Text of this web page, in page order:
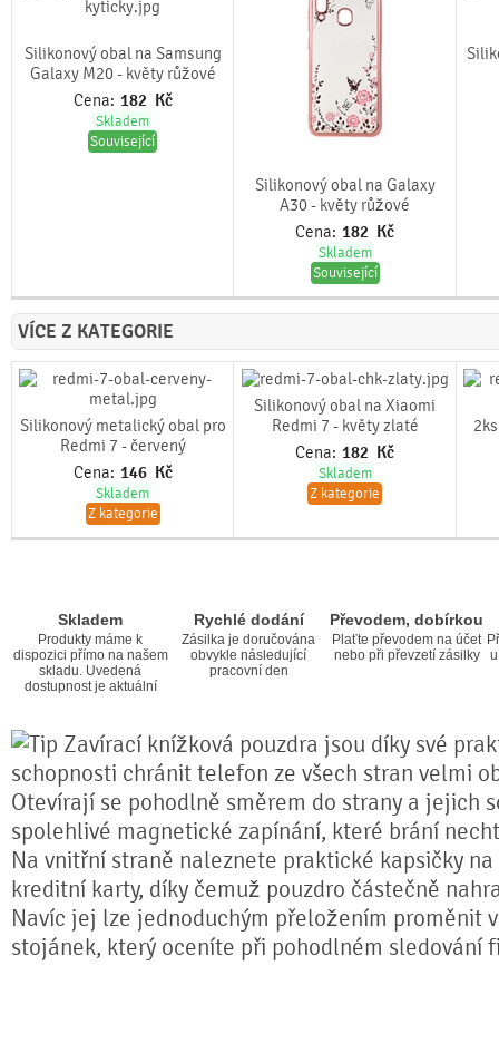
Silikonový obal na Samsung
Galaxy M20 - květy růžové
Cena: 182 Kč
Skladem
Související
Silikonový obal na Galaxy
A30 - květy růžové
Cena: 182 Kč
Skladem
Související
VÍCE Z KATEGORIE
Silikonový metalický obal pro
Redmi 7 - červený
Cena: 146 Kč
Skladem
Z kategorie
Silikonový obal na Xiaomi
Redmi 7 - květy zlaté
Cena: 182 Kč
Skladem
Z kategorie
Skladem
Produkty máme k
dispozici přímo na našem
skladu. Uvedená
dostupnost je aktuální
Rychlé dodání
Zásilka je doručována
obvykle následující
pracovní den
Převodem, dobírkou
Plaťte převodem na účet
nebo při převzetí zásilky
Zavírací knížková pouzdra jsou díky své
schopnosti chránit telefon ze všech stran velmi
Otevírají se pohodlně směrem do strany a jejich
spolehlivé magnetické zapínání, které brání
Na vnitřní straně naleznete praktické kapsičky na
kreditní karty, díky čemuž pouzdro částečně
Navíc jej lze jednoduchým přeložením proměnit
stojánek, který oceníte při pohodlném sledování